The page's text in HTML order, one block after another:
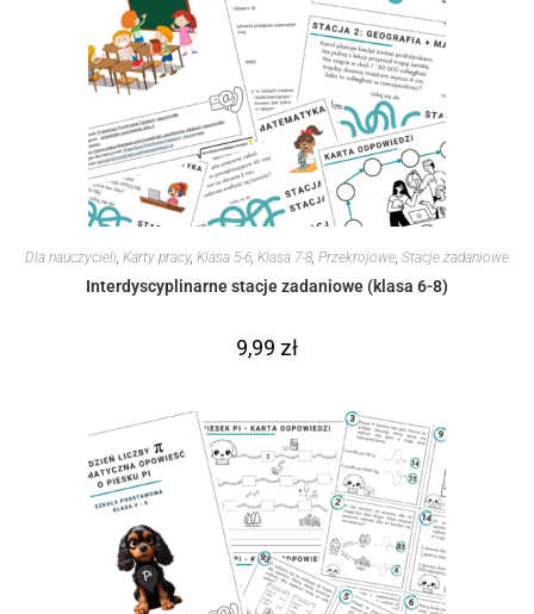
Dla nauczycieli, Karty pracy, Klasa 5-6, Klasa 7-8, Przekrojowe, Stacje zadaniowe
Interdyscyplinarne stacje zadaniowe (klasa 6-8)
9,99 zł